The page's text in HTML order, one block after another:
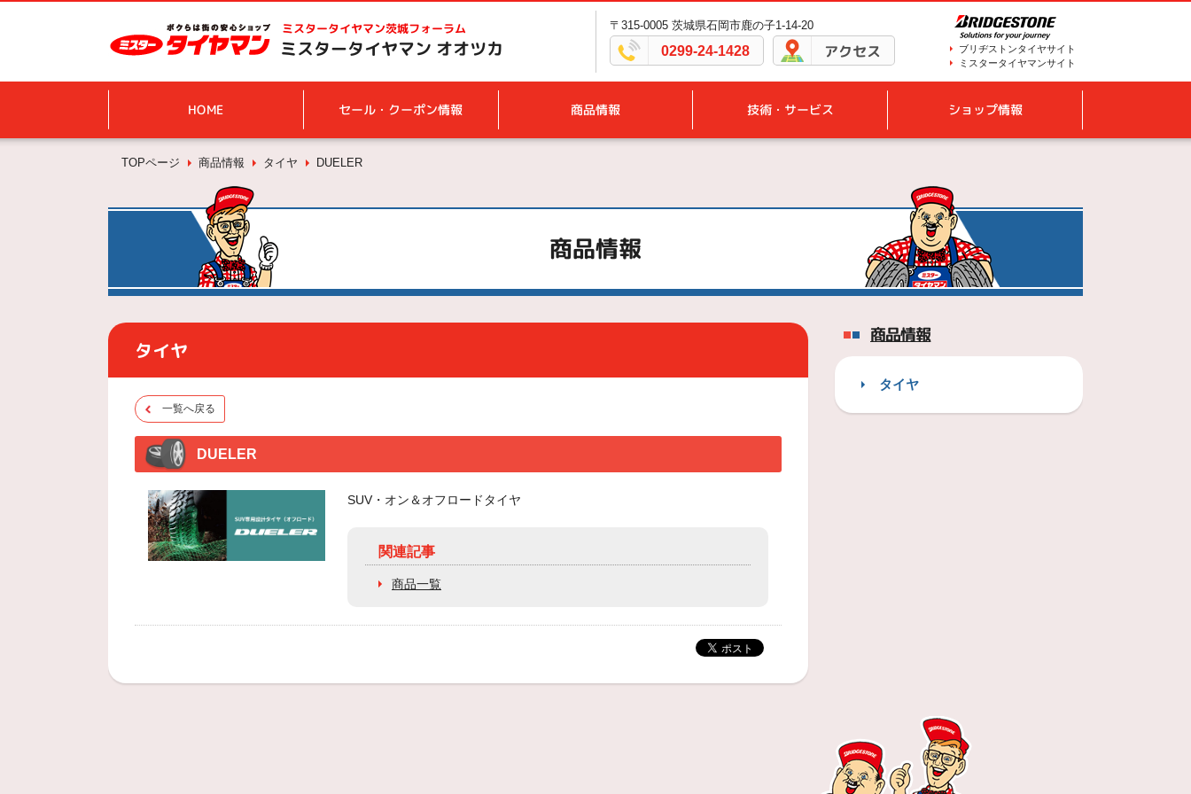
ミスタータイヤマン茨城フォーラム
ミスタータイヤマン オオツカ
〒315-0005 茨城県石岡市鹿の子1-14-20
0299-24-1428 アクセス
ブリヂストンタイヤサイト
ミスタータイヤマンサイト
HOME セール・クーポン情報 商品情報 技術・サービス ショップ情報
TOPページ 商品情報 タイヤ DUELER
商品情報
タイヤ
一覧へ戻る
DUELER
SUV・オン＆オフロードタイヤ
関連記事
商品一覧
商品情報
タイヤ